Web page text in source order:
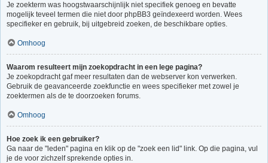
Je zoekterm was hoogstwaarschijnlijk niet specifiek genoeg en bevatte
mogelijk teveel termen die niet door phpBB3 geïndexeerd worden. Wees
specifieker en gebruik, bij uitgebreid zoeken, de beschikbare opties.
Omhoog
Waarom resulteert mijn zoekopdracht in een lege pagina?
Je zoekopdracht gaf meer resultaten dan de webserver kon verwerken.
Gebruik de geavanceerde zoekfunctie en wees specifieker met zowel je
zoektermen als de te doorzoeken forums.
Omhoog
Hoe zoek ik een gebruiker?
Ga naar de "leden" pagina en klik op de "zoek een lid" link. Op die pagina, vul
je de voor zichzelf sprekende opties in.